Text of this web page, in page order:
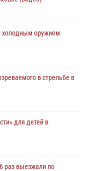
холодным оружием
в стрельбе в
для детей в
раз выезжали по